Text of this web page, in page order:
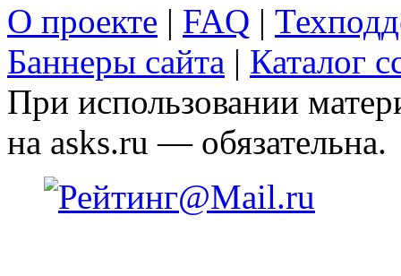
О проекте | FAQ |
Баннеры сайта | Каталог
При использовании
на asks.ru — обязательна.